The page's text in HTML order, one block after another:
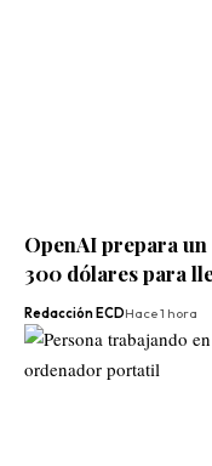
OpenAI prepara
300 dólares para
Redacción ECDHace 1 hora